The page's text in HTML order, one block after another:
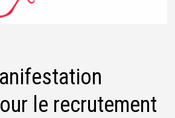
le recrutement